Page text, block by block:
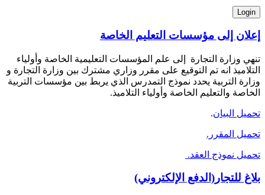
إعلان إلى مؤسسات التعليم الخاصة
تنهي وزارة التجارة إلى علم المؤسسات التعليمية الخاصة وأولياء
التلاميذ انه تم التوقيع على مقرر وزاري مشترك بين وزارة التجارة و
وزارة التربية يحدد نموذج التمدرس الذي يربط بين مؤسسات التربية
الخاصة والتعليم الخاصة وأولياء التلاميذ.
تحميل البيان.
تحميل المقرر.
تحميل نموذج العقد.
بلاغ للتجار(الدفع الإلكتروني)